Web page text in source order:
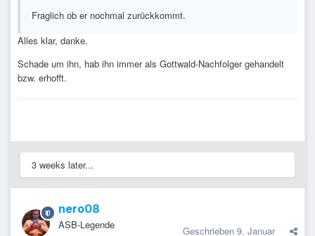
Fraglich ob er nochmal zurückkommt.
Alles klar, danke.
Schade um ihn, hab ihn immer als Gottwald-Nachfolger gehandelt
bzw. erhofft.
3 weeks later...
nero08
ASB-Legende Geschrieben 9. Januar